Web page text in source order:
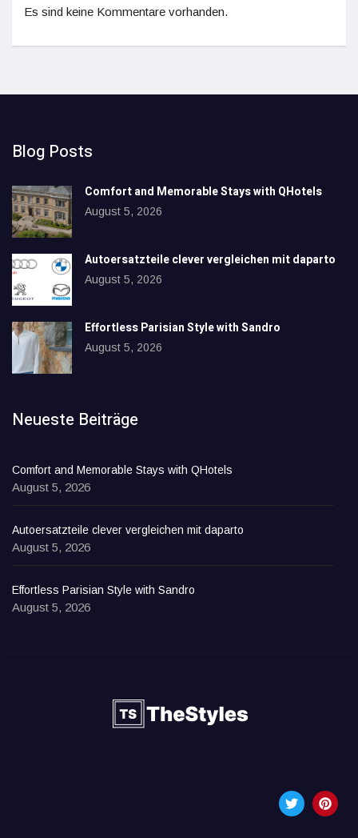
Es sind keine Kommentare vorhanden.
Blog Posts
Comfort and Memorable Stays with QHotels
August 5, 2026
Autoersatzteile clever vergleichen mit daparto
August 5, 2026
Effortless Parisian Style with Sandro
August 5, 2026
Neueste Beiträge
Comfort and Memorable Stays with QHotels
August 5, 2026
Autoersatzteile clever vergleichen mit daparto
August 5, 2026
Effortless Parisian Style with Sandro
August 5, 2026